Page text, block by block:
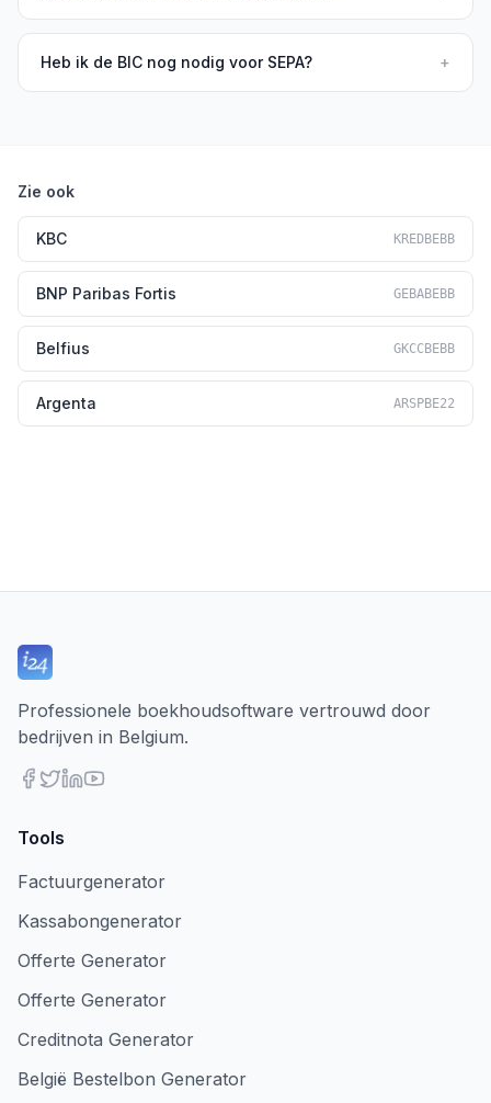
Heb ik de BIC nog nodig voor SEPA? +
Zie ook
KBC KREDBEBB
BNP Paribas Fortis GEBABEBB
Belfius GKCCBEBB
Argenta ARSPBE22
Professionele boekhoudsoftware vertrouwd door
bedrijven in Belgium.
Tools
Factuurgenerator
Kassabongenerator
Offerte Generator
Offerte Generator
Creditnota Generator
België Bestelbon Generator